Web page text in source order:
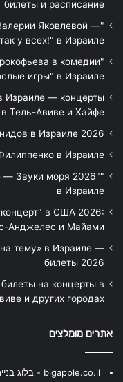
билеты и расписание
Яковлевой —
у всех!" в Израиле
в комедии
игры" в Израиле
Израиле — концерты
в Тель-Авиве и Хайфе
в Израиле 2026
в Израиле
— Звуки моря 2026"
в Израиле
в США 2026:
Анджелес и Майами
тему» в Израиле —
билеты 2026
на концерты в
и других городах
אתרים מומלצים
bigapple.co.il - בלוג בניית אתרים